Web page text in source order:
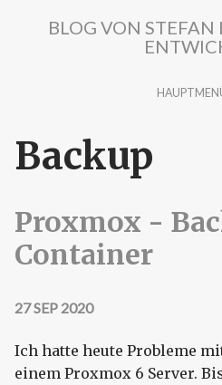
BLOG VON
Backup
Proxmox -
Container
27 SEP 2020
Ich hatte heute Probleme
einem Proxmox 6 Server.